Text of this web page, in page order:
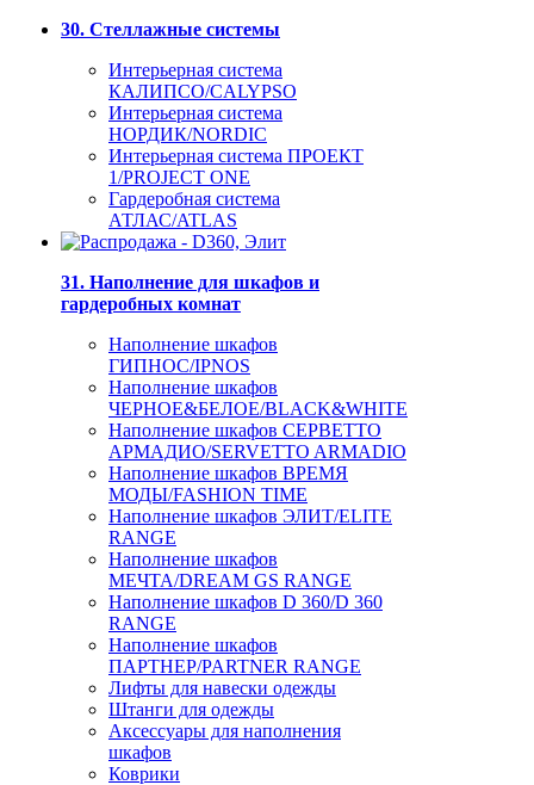
30. Стеллажные системы
Интерьерная система
КАЛИПСО/CALYPSO
Интерьерная система
НОРДИК/NORDIC
Интерьерная система ПРОЕКТ
1/PROJECT ONE
Гардеробная система
АТЛАС/ATLAS
31. Наполнение для шкафов и
гардеробных комнат
Наполнение шкафов
ГИПНОС/IPNOS
Наполнение шкафов
ЧЕРНОЕ&БЕЛОЕ/BLACK&WHITE
Наполнение шкафов СЕРВЕТТО
АРМАДИО/SERVETTO ARMADIO
Наполнение шкафов ВРЕМЯ
МОДЫ/FASHION TIME
Наполнение шкафов ЭЛИТ/ELITE
RANGE
Наполнение шкафов
МЕЧТА/DREAM GS RANGE
Наполнение шкафов D 360/D 360
RANGE
Наполнение шкафов
ПАРТНЕР/PARTNER RANGE
Лифты для навески одежды
Штанги для одежды
Аксессуары для наполнения
шкафов
Коврики